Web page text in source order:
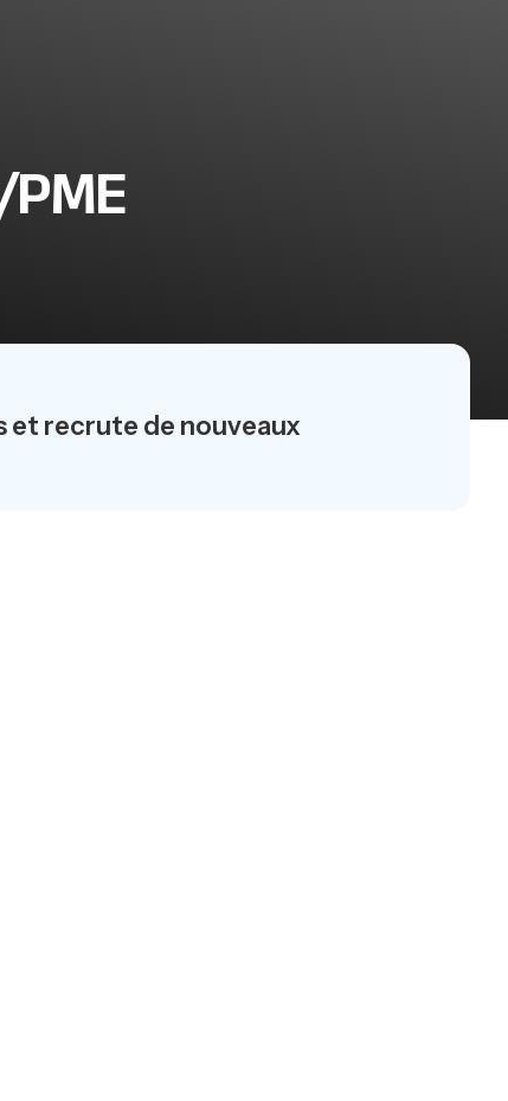
et recrute de nouveaux